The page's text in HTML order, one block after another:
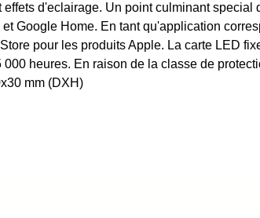
d'eclairage. Un point culminant special
Google Home. En tant qu'application
pour les produits Apple. La carte LED
heures. En raison de la classe de
mm (DXH)